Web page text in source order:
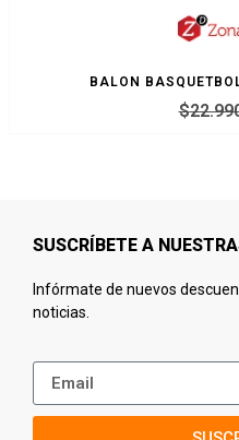
BALON
$
SUSCRÍBETE A
Infórmate de nuevos
noticias.